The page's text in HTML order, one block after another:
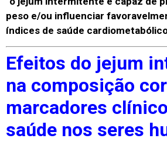
peso e/ou influenciar
índices de saúde
Efeitos do jejum
na composição
marcadores
saúde nos seres